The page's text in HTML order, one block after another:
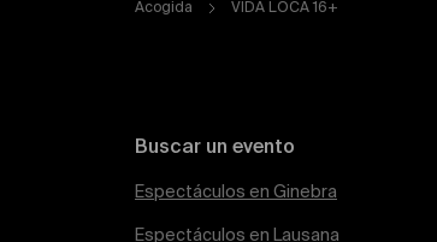
Acogida VIDA LOCA 16+
Buscar un evento
Espectáculos en Ginebra
Espectáculos en Lausana